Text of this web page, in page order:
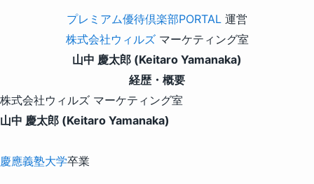
プレミアム優待倶楽部PORTAL 運営
株式会社ウィルズマーケティング室
山中 慶太郎 (Keitaro Yamanaka)
経歴・概要
株式会社ウィルズ マーケティング室
山中 慶太郎 (Keitaro Yamanaka)
慶應義塾大学卒業